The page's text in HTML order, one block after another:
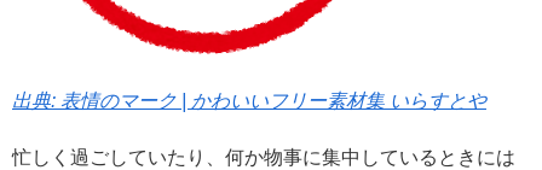
出典: 表情のマーク | かわいいフリー素材集 いらすとや
忙しく過ごしていたり、何か物事に集中しているときには